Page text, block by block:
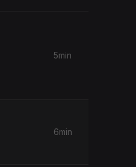
5min
6min